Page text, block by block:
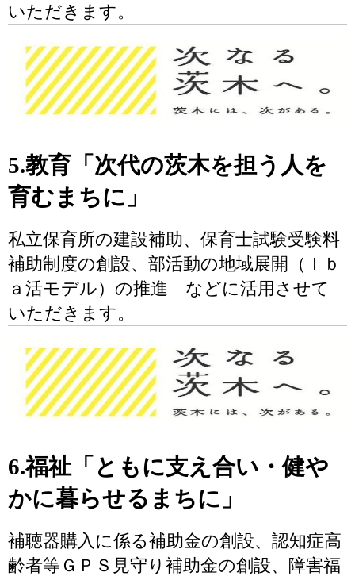
いただきます。
5.教育「次代の茨木を担う人を
育むまちに」
私立保育所の建設補助、保育士試験受験料
補助制度の創設、部活動の地域展開（Ｉｂ
ａ活モデル）の推進 などに活用させて
いただきます。
6.福祉「ともに支え合い・健や
かに暮らせるまちに」
補聴器購入に係る補助金の創設、認知症高
齢者等ＧＰＳ見守り補助金の創設、障害福